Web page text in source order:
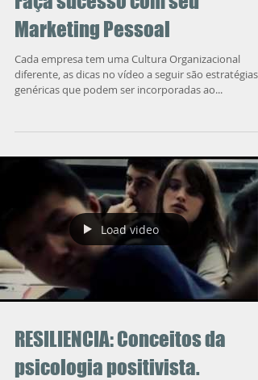
Marketing Pessoal
Cada empresa tem uma Cultura Organizacional
diferente, as dicas no vídeo a seguir são estratégias
genéricas que podem ser incorporadas ao...
Load video
RESILIENCIA: Conceitos da
psicologia positivista.